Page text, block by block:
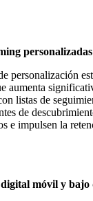
personalización
aumenta
listas de
de
e impulsen la
móvil y bajo